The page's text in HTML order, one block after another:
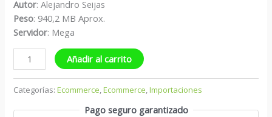
Autor: Alejandro Seijas
Peso: 940,2 MB Aprox.
Servidor: Mega
Añadir al carrito
Categorías:Ecommerce,Ecommerce,Importaciones
Pago seguro garantizado